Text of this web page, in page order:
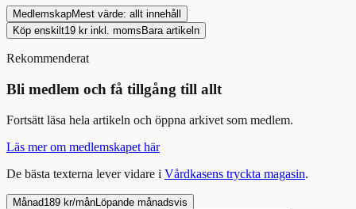
MedlemskapMest värde: allt innehåll
Köp enskilt19 kr inkl. moms Bara artikeln
Rekommenderat
Bli medlem och få tillgång till allt
Fortsätt läsa hela artikeln och öppna arkivet som medlem.
Läs mer om medlemskapet här
De bästa texterna lever vidare i Vårdkasens tryckta magasin.
Månad189 kr/månLöpande månadsvis